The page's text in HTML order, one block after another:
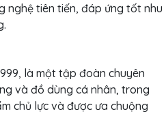
nghệ tiên tiến, đáp ứng tốt nhu
là một tập đoàn chuyên
và đồ dùng cá nhân, trong
chủ lực và được ưa chuộng